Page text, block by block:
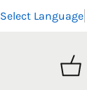
Select Language